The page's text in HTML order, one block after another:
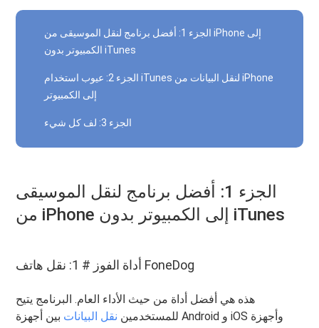
الجزء 1: أفضل برنامج لنقل الموسيقى من iPhone إلى
الكمبيوتر بدون iTunes
الجزء 2: عيوب استخدام iTunes لنقل البيانات من iPhone
إلى الكمبيوتر
الجزء 3: لف كل شيء
الجزء 1: أفضل برنامج لنقل الموسيقى
من iPhone إلى الكمبيوتر بدون iTunes
أداة الفوز # 1: نقل هاتف FoneDog
هذه هي أفضل أداة من حيث الأداء العام. البرنامج يتيح
للمستخدمين نقل البيانات بين أجهزة Android و iOS وأجهزة